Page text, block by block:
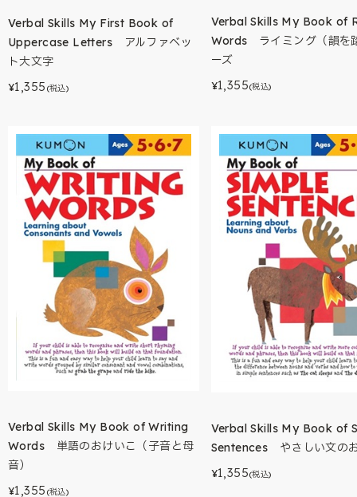
Verbal Skills My First Book of
Uppercase Letters アルファベッ
ト大文字
¥1,355 (税込)
Verbal Skills My Book of
Words ライミング（韻を
ーズ
¥1,355(税込)
Verbal Skills My Book of Writing
Words 単語のおけいこ（子音と母
音）
¥1,355 (税込)
Verbal Skills My Book of
Sentences やさしい文の
¥1,355(税込)